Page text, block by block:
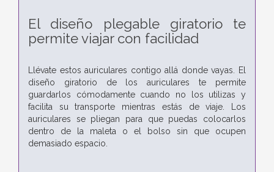
El diseño plegable giratorio te
permite viajar con facilidad
Llévate estos auriculares contigo allá donde vayas. El
diseño giratorio de los auriculares te permite
guardarlos cómodamente cuando no los utilizas y
facilita su transporte mientras estás de viaje. Los
auriculares se pliegan para que puedas colocarlos
dentro de la maleta o el bolso sin que ocupen
demasiado espacio.